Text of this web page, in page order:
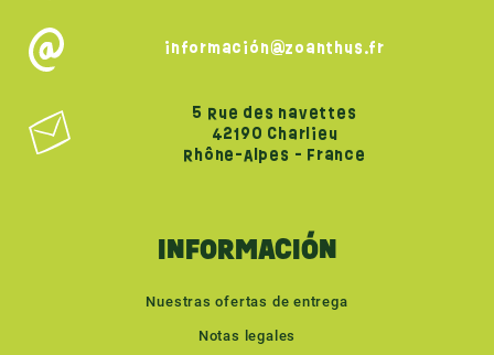
información@zoanthus.fr
5 Rue des navettes
42190 Charlieu
Rhône-Alpes - France
INFORMACIÓN
Nuestras ofertas de entrega
Notas legales